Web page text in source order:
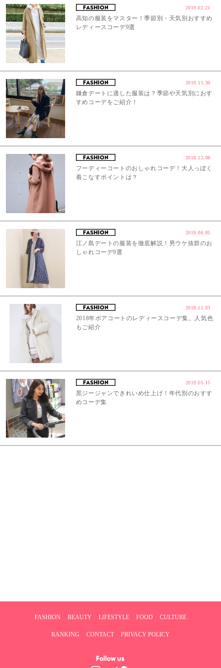
2019.02.21
高知の服装をマスター！季節別・天気別おすすめ
レディースコーデ9選
2019.11.30
鎌倉デートに適した服装は？季節や天気別におす
すめコーデをご紹介！
2018.12.08
フーディーコートのおしゃれコーデ！大人っぽく
着こなすポイントは？
2019.06.05
江ノ島デートの服装を徹底解説！男ウケ抜群のお
しゃれコーデ9選
2018.12.03
2018年ボアコートのレディースコーデ集。人気色
もご紹介
2019.05.15
黒ジージャンできれいめ仕上げ！年代別のおすす
めコーデ集
FASHION BEAUTY LIFESTYLE FOOD CULTURE
RANKING CONTACT PRIVACY POLICY